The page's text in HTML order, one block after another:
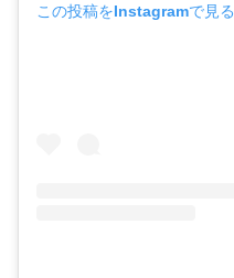
この投稿をInstagramで見る